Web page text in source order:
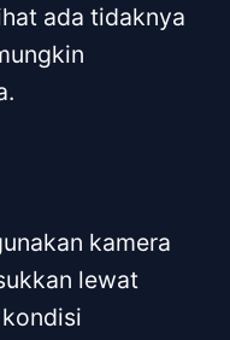
ada tidaknya
kamera
lewat